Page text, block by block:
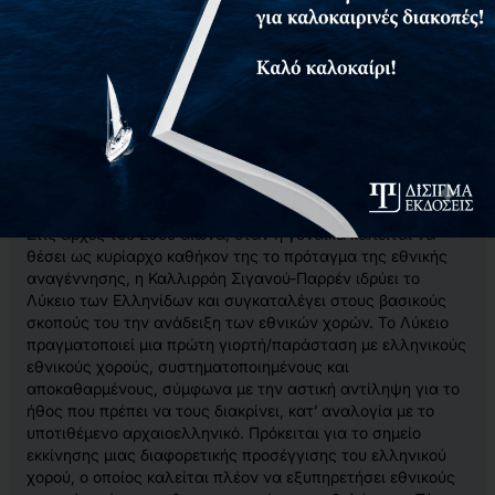
διαδικασία ανάδειξης των στοιχείων που συγκροτούν την
ελληνική εθνική ταυτότητα επικεντρώνεται στη γλώσσα και
στη θρησκεία, ενώ άλλες μορφές έκφρασης μένουν στο
περιθώριο. Ο προβληματισμός και οι αναζητήσεις της
γενιάς του 1880, υπό την επίδραση της επιστήμης της
Λαογραφίας, οδηγούν στην ανάδειξη εθνικών ‘Σχολών’ στη
λογοτεχνία, στα εικαστικά και στη μουσική. Αντίθετα ο
χορός ως τέχνη είναι ανύπαρκτος στο ελληνικό
περιβάλλον και οι ελληνικοί χοροί αντιμετωπίζονται μόνο
Στις αρχές του 20ού αιώνα, όταν η γυναίκα καλείται να
θέσει ως κυρίαρχο καθήκον της το πρόταγμα της εθνικής
αναγέννησης, η Καλλιρρόη Σιγανού-Παρρέν ιδρύει το
Λύκειο των Ελληνίδων και συγκαταλέγει στους βασικούς
σκοπούς του την ανάδειξη των εθνικών χορών. Το Λύκειο
πραγματοποιεί μια πρώτη γιορτή/παράσταση με ελληνικούς
εθνικούς χορούς, συστηματοποιημένους και
αποκαθαρμένους, σύμφωνα με την αστική αντίληψη για το
ήθος που πρέπει να τους διακρίνει, κατ’ αναλογία με το
υποτιθέμενο αρχαιοελληνικό. Πρόκειται για το σημείο
εκκίνησης μιας διαφορετικής προσέγγισης του ελληνικού
χορού, ο οποίος καλείται πλέον να εξυπηρετήσει εθνικούς